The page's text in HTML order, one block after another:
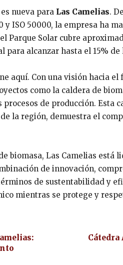
nueva para Las Camelias.
y ISO 50000, la empresa ha
Parque Solar cubre
para alcanzar hasta el 15%
aquí. Con una visión hacia
como la caldera de
de producción. Esta
la región, demuestra el
biomasa, Las Camelias
de innovación,
de sustentabilidad y
mientras se protege y
Cátedra